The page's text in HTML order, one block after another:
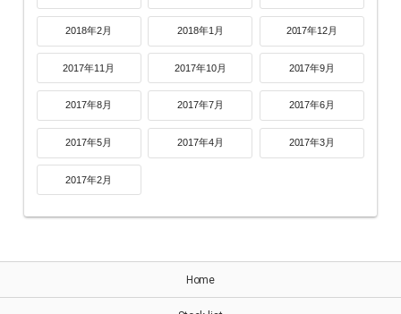
2018年2月 2018年1月 2017年12月
2017年11月 2017年10月 2017年9月
2017年8月 2017年7月 2017年6月
2017年5月 2017年4月 2017年3月
2017年2月
Home